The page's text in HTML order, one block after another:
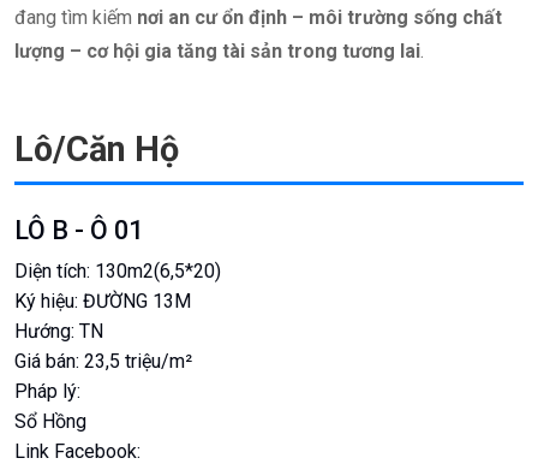
đang tìm kiếm nơi an cư ổn định – môi trường sống chất
lượng – cơ hội gia tăng tài sản trong tương lai.
Lô/Căn Hộ
LÔ B - Ô 01
Diện tích: 130m2(6,5*20)
Ký hiệu: ĐƯỜNG 13M
Hướng: TN
Giá bán: 23,5 triệu/m²
Pháp lý:
Sổ Hồng
Link Facebook: